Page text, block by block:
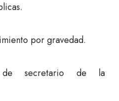
por gravedad.
de secretario de la